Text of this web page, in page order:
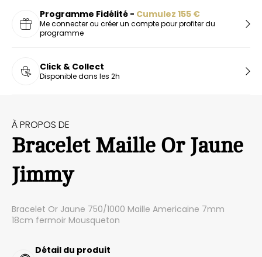
Programme Fidélité - Cumulez 155 €
Me connecter ou créer un compte pour profiter du
programme
Click & Collect
Disponible dans les 2h
À PROPOS DE
Bracelet Maille Or Jaune
Jimmy
Bracelet Or Jaune 750/1000 Maille Americaine 7mm
18cm fermoir Mousqueton
Détail du produit